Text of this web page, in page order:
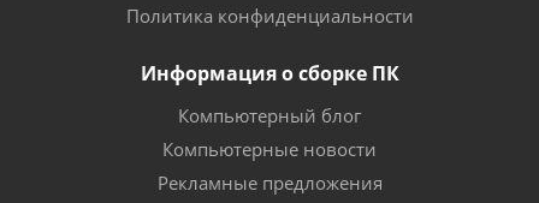
Политика конфиденциальности
Информация о сборке ПК
Компьютерный блог
Компьютерные новости
Рекламные предложения